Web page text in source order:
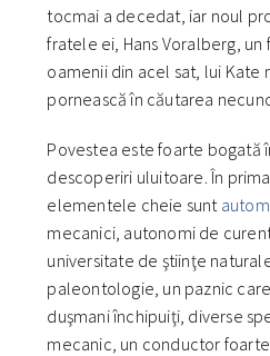
tocmai a decedat, iar noul
fratele ei, Hans Voralberg,
oamenii din acel sat, lui Kate
pornească în căutarea
Povestea este foarte bogată
descoperiri uluitoare. În
elementele cheie sunt
mecanici, autonomi de
universitate de ştiinţe
paleontologie, un paznic
duşmani închipuiţi, diverse
mecanic, un conductor foarte